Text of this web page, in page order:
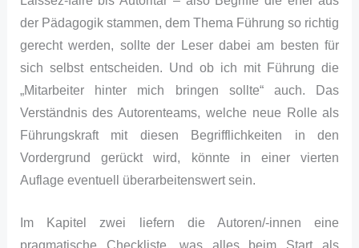
der Pädagogik stammen, dem Thema Führung so richtig
gerecht werden, sollte der Leser dabei am besten für
sich selbst entscheiden. Und ob ich mit Führung die
„Mitarbeiter hinter mich bringen sollte“ auch. Das
Verständnis des Autorenteams, welche neue Rolle als
Führungskraft mit diesen Begrifflichkeiten in den
Vordergrund gerückt wird, könnte in einer vierten
Auflage eventuell überarbeitenswert sein.
Im Kapitel zwei liefern die Autoren/-innen eine